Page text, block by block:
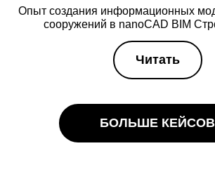
Опыт создания информационных
сооружений в nanoCAD BIM
Читать
БОЛЬШЕ КЕЙСОВ